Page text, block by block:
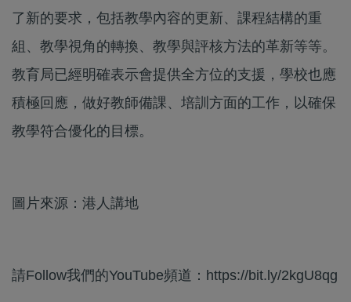
了新的要求，包括教學內容的更新、課程結構的重
組、教學視角的轉換、教學與評核方法的革新等等。
教育局已經明確表示會提供全方位的支援，學校也應
積極回應，做好教師備課、培訓方面的工作，以確保
教學符合優化的目標。
圖片來源：港人講地
請Follow我們的YouTube頻道：https://bit.ly/2kgU8qg